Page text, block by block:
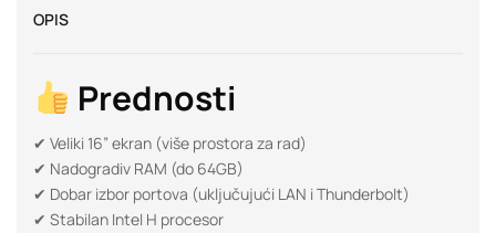
OPIS
Prednosti
✔ Veliki 16” ekran (više prostora za rad)
✔ Nadogradiv RAM (do 64GB)
✔ Dobar izbor portova (uključujući LAN i Thunderbolt)
✔ Stabilan Intel H procesor